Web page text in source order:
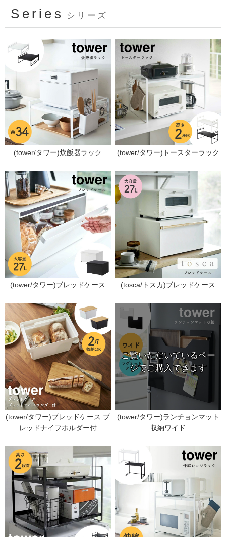
Series シリーズ
(tower/タワー)炊飯器ラック (tower/タワー)トースターラック
(tower/タワー)ブレッドケース (tosca/トスカ)ブレッドケース
(tower/タワー)ブレッドケース ブ
レッドナイフホルダー付
(tower/タワー)ランチョンマット
収納ワイド